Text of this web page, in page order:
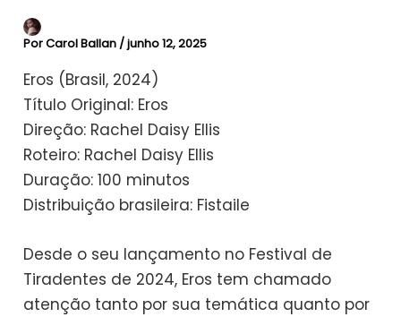
PorCarol Ballan /junho 12, 2025
Eros (Brasil, 2024)
Título Original: Eros
Direção: Rachel Daisy Ellis
Roteiro: Rachel Daisy Ellis
Duração: 100 minutos
Distribuição brasileira: Fistaile
Desde o seu lançamento no Festival de
Tiradentes de 2024, Eros tem chamado
atenção tanto por sua temática quanto por